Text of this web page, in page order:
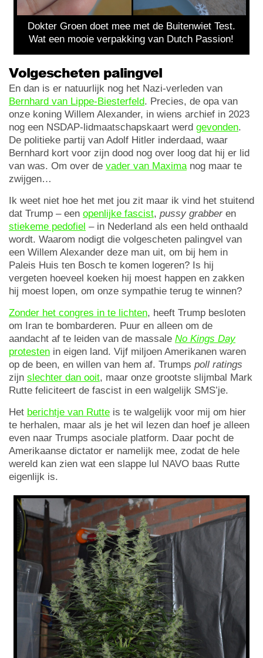
Dokter Groen doet mee met de Buitenwiet Test.
Wat een mooie verpakking van Dutch Passion!
Volgescheten palingvel
En dan is er natuurlijk nog het Nazi-verleden van
Bernhard van Lippe-Biesterfeld. Precies, de opa van
onze koning Willem Alexander, in wiens archief in 2023
nog een NSDAP-lidmaatschapskaart werd gevonden.
De politieke partij van Adolf Hitler inderdaad, waar
Bernhard kort voor zijn dood nog over loog dat hij er lid
van was. Om over de vader van Maximanog maar te
zwijgen…
Ik weet niet hoe het met jou zit maar ik vind het stuitend
dat Trump – een openlijke fascist, pussy grabber en
stiekeme pedofiel – in Nederland als een held onthaald
wordt. Waarom nodigt die volgescheten palingvel van
een Willem Alexander deze man uit, om bij hem in
Paleis Huis ten Bosch te komen logeren? Is hij
vergeten hoeveel koeken hij moest happen en zakken
hij moest lopen, om onze sympathie terug te winnen?
Zonder het congres in te lichten, heeft Trump besloten
om Iran te bombarderen. Puur en alleen om de
aandacht af te leiden van de massale No Kings Day
protesten in eigen land. Vijf miljoen Amerikanen waren
op de been, en willen van hem af. Trumps poll ratings
zijn slechter dan ooit, maar onze grootste slijmbal Mark
Rutte feliciteert de fascist in een walgelijk SMS’je.
Het berichtje van Rutte is te walgelijk voor mij om hier
te herhalen, maar als je het wil lezen dan hoef je alleen
even naar Trumps asociale platform. Daar pocht de
Amerikaanse dictator er namelijk mee, zodat de hele
wereld kan zien wat een slappe lul NAVO baas Rutte
eigenlijk is.